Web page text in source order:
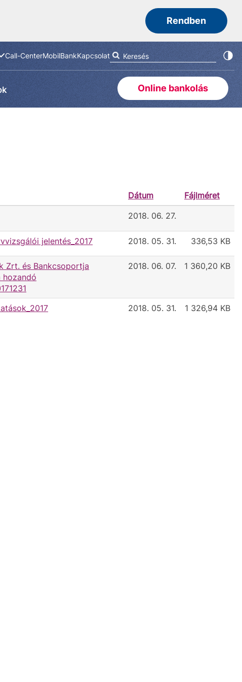
Rendben
Call-CenterMobilBankKapcsolat
Online bankolás
Dátum
Fájlméret
2018. 06. 27.
jelentés_2017 2018. 05. 31. 336,53 KB
Zrt. és Bankcsoportja
hozandó
2018. 06. 07. 1 360,20 KB
2018. 05. 31. 1 326,94 KB